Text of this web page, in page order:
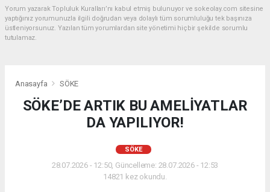
Yorum yazarak Topluluk Kuralları’nı kabul etmiş bulunuyor ve sokeolay.com sitesine
yaptığınız yorumunuzla ilgili doğrudan veya dolaylı tüm sorumluluğu tek başınıza
üstleniyorsunuz. Yazılan tüm yorumlardan site yönetimi hiçbir şekilde sorumlu
tutulamaz.
Anasayfa SÖKE
SÖKE’DE ARTIK BU AMELİYATLAR
DA YAPILIYOR!
SÖKE
28.07.2026 - 12:50, Güncelleme: 28.07.2026 - 12:53
14821 kez okundu.